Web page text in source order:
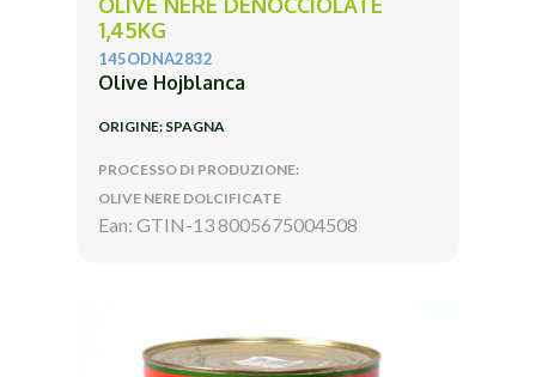
1,45KG
145ODNA2832
Olive Hojblanca
ORIGINE: SPAGNA
PROCESSO DI PRODUZIONE:
OLIVE NERE DOLCIFICATE
Ean: GTIN-13 8005675004508